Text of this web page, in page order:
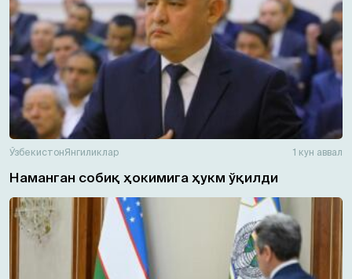
ЎзбекистонЯнгиликлар 1 кун аввал
Наманган собиқ ҳокимига ҳукм ўқилди